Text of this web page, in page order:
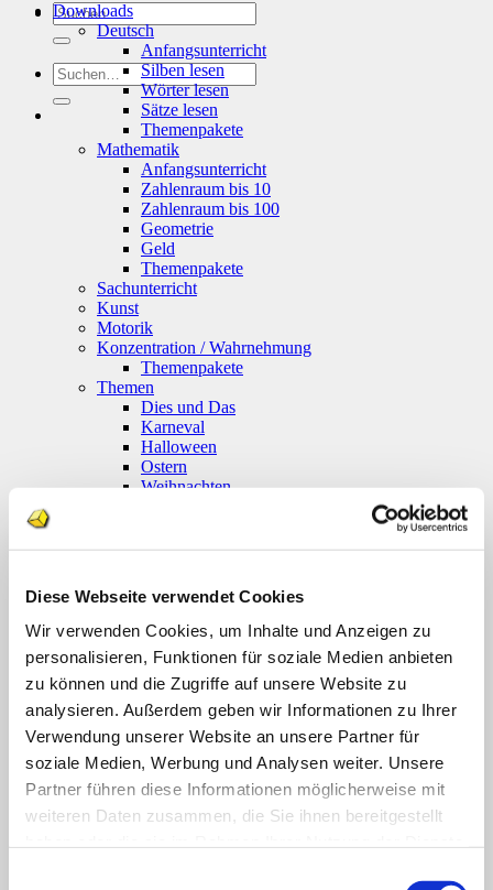
Diese Webseite verwendet Cookies
Wir verwenden Cookies, um Inhalte und Anzeigen zu
personalisieren, Funktionen für soziale Medien anbieten
zu können und die Zugriffe auf unsere Website zu
analysieren. Außerdem geben wir Informationen zu Ihrer
Verwendung unserer Website an unsere Partner für
soziale Medien, Werbung und Analysen weiter. Unsere
Partner führen diese Informationen möglicherweise mit
weiteren Daten zusammen, die Sie ihnen bereitgestellt
Suchen
nach:
Suchen
nach:
Downloads
Deutsch
Anfangsunterricht
Silben lesen
Wörter lesen
Sätze lesen
Themenpakete
Mathematik
Anfangsunterricht
Zahlenraum bis 10
Zahlenraum bis 100
Geometrie
Geld
Themenpakete
Sachunterricht
Kunst
Motorik
Konzentration / Wahrnehmung
Themenpakete
Themen
Dies und Das
Karneval
Halloween
Ostern
Weihnachten
Basale Förderung
Anfangsunterricht
Silben lesen
Mathematik
Anfangsunterricht
Zahlenraum bis 10
Zahlenraum 100
Farben und Formen
Geld
Größen
Sachunterricht
Englisch